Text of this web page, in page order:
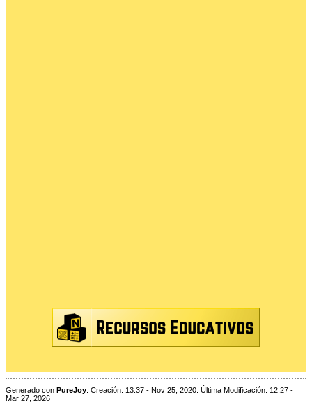
Generado con PureJoy . Creación: 13:37 - Nov 25, 2020. Última Modificación: 12:27 -
Mar 27, 2026